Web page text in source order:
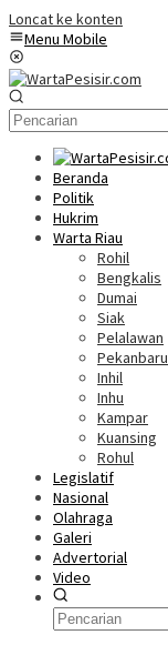
Loncat ke konten
Menu Mobile
Beranda
Politik
Hukrim
Warta Riau
Rohil
Bengkalis
Dumai
Siak
Pelalawan
Pekanbaru
Inhil
Inhu
Kampar
Kuansing
Rohul
Legislatif
Nasional
Olahraga
Galeri
Advertorial
Video